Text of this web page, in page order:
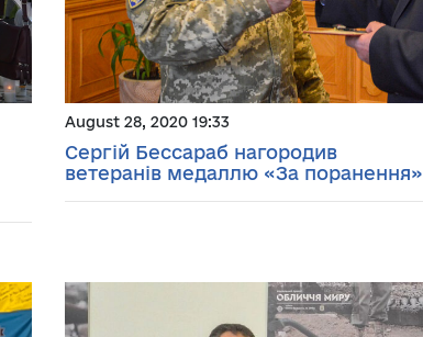
August 28, 2020 19:33
Сергій Бессараб нагородив
ветеранів медаллю «За поранення»